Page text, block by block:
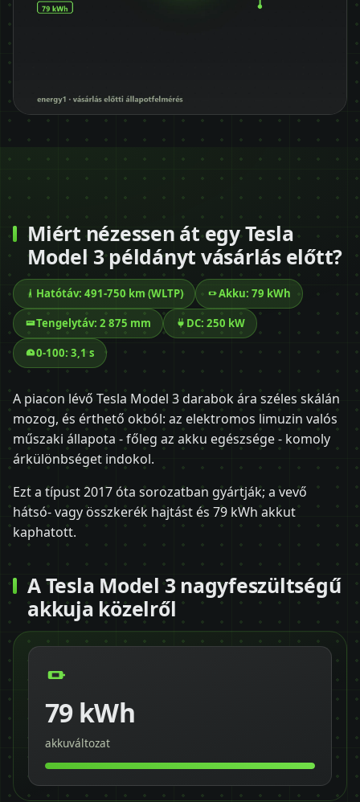
Miért nézessen át egy Tesla
Model 3 példányt vásárlás előtt?
Hatótáv: 491-750 km (WLTP) Akku: 79 kWh
Tengelytáv: 2 875 mm DC: 250 kW
0-100: 3,1 s
A piacon lévő Tesla Model 3 darabok ára széles skálán
mozog, és érthető okból: az elektromos limuzin valós
műszaki állapota - főleg az akku egészsége - komoly
árkülönbséget indokol.
Ezt a típust 2017 óta sorozatban gyártják; a vevő
hátsó- vagy összkerék hajtást és 79 kWh akkut
kaphatott.
A Tesla Model 3 nagyfeszültségű
akkuja közelről
79 kWh
akkuváltozat